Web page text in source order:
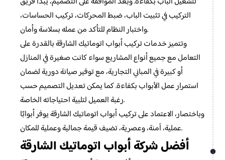
التركيب في تثبيت الباب، ضبط المحركات، تركيب الحساسات،
واختبار النظام للتأكد من عمله بسلاسة وأمان.
وتتميز خدمات تركيب أبواب اتوماتيك الشارقة بالقدرة على
التعامل مع جميع أنواع المشاريع سواء كانت صغيرة في المنازل
أو كبيرة في المباني التجارية، مع توفير صيانة دورية لضمان
استمرار عمل الأبواب بكفاءة. كما يمكن تعديل التصميم حسب
رغبة العميل لتلبية احتياجاته الخاصة.
وباختصار، الاعتماد على تركيب أبواب اتوماتيك الشارقة يوفر أبوابًا
عملية، آمنة، وعصرية، تضيف قيمة جمالية وعملية للمكان.
أفضل شركة أبواب اتوماتيك الشارقة